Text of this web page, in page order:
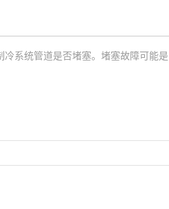
系统管道是否堵塞。堵塞故障可能